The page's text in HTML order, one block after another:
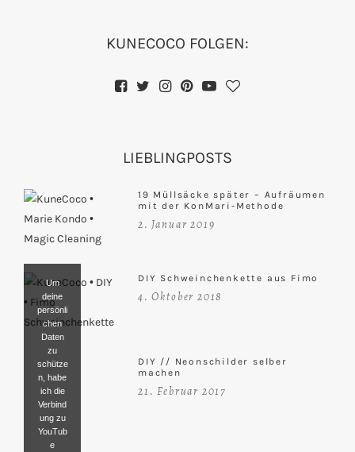
KUNECOCO FOLGEN:
LIEBLINGPOSTS
19 Müllsäcke später – Aufräumen
mit der KonMari-Methode
2. Januar 2019
DIY Schweinchenkette aus Fimo
4. Oktober 2018
DIY // Neonschilder selber
machen
21. Februar 2017
Um
deine
persönli
chen
Daten
zu
schütze
n, habe
ich die
Verbind
ung zu
YouTub
e